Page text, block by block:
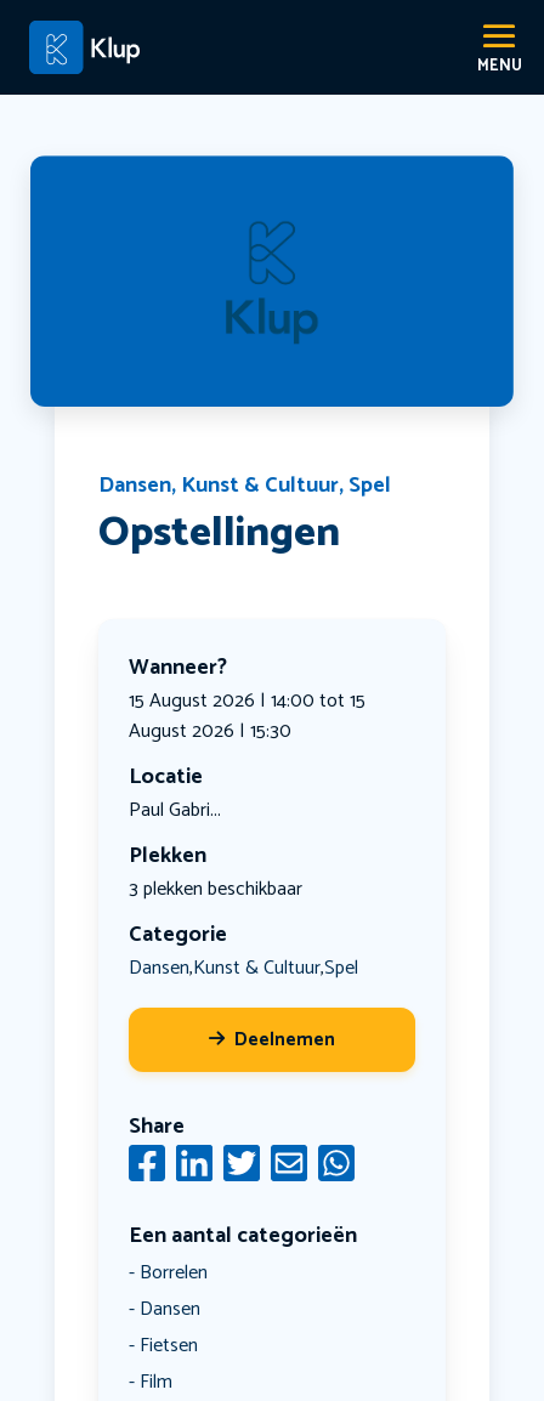
Dansen, Kunst & Cultuur,Spel
Opstellingen
Wanneer?
15 August 2026 | 14:00 tot 15
August 2026 | 15:30
Locatie
Paul Gabri...
Plekken
3 plekken beschikbaar
Categorie
Dansen,Kunst & Cultuur,Spel
Deelnemen
Share
Een aantal categorieën
Borrelen
Dansen
Fietsen
Film